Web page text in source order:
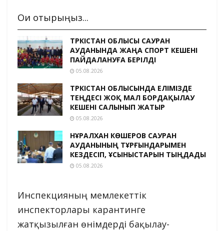
Оқи отырыңыз...
ТҮРКІСТАН ОБЛЫСЫ САУРАН
АУДАНЫНДА ЖАҢА СПОРТ КЕШЕНІ
ПАЙДАЛАНУҒА БЕРІЛДІ
05.08.2026
ТҮРКІСТАН ОБЛЫСЫНДА ЕЛІМІЗДЕ
ТЕҢДЕСІ ЖОҚ МАЛ БОРДАҚЫЛАУ
КЕШЕНІ САЛЫНЫП ЖАТЫР
05.08.2026
НҰРАЛХАН КӨШЕРОВ САУРАН
АУДАНЫНЫҢ ТҰРҒЫНДАРЫМЕН
КЕЗДЕСІП, ҰСЫНЫСТАРЫН ТЫҢДАДЫ
05.08.2026
Инспекцияның мемлекеттік
инспекторлары карантинге
жатқызылған өнімдерді бақылау-